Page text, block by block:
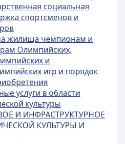
социальная
спортсменов и
жилища чемпионам и
Олимпийских,
и
игр и порядок
услуги в области
культуры
И ИНФРАСТРУКТУРНОЕ
КУЛЬТУРЫ И